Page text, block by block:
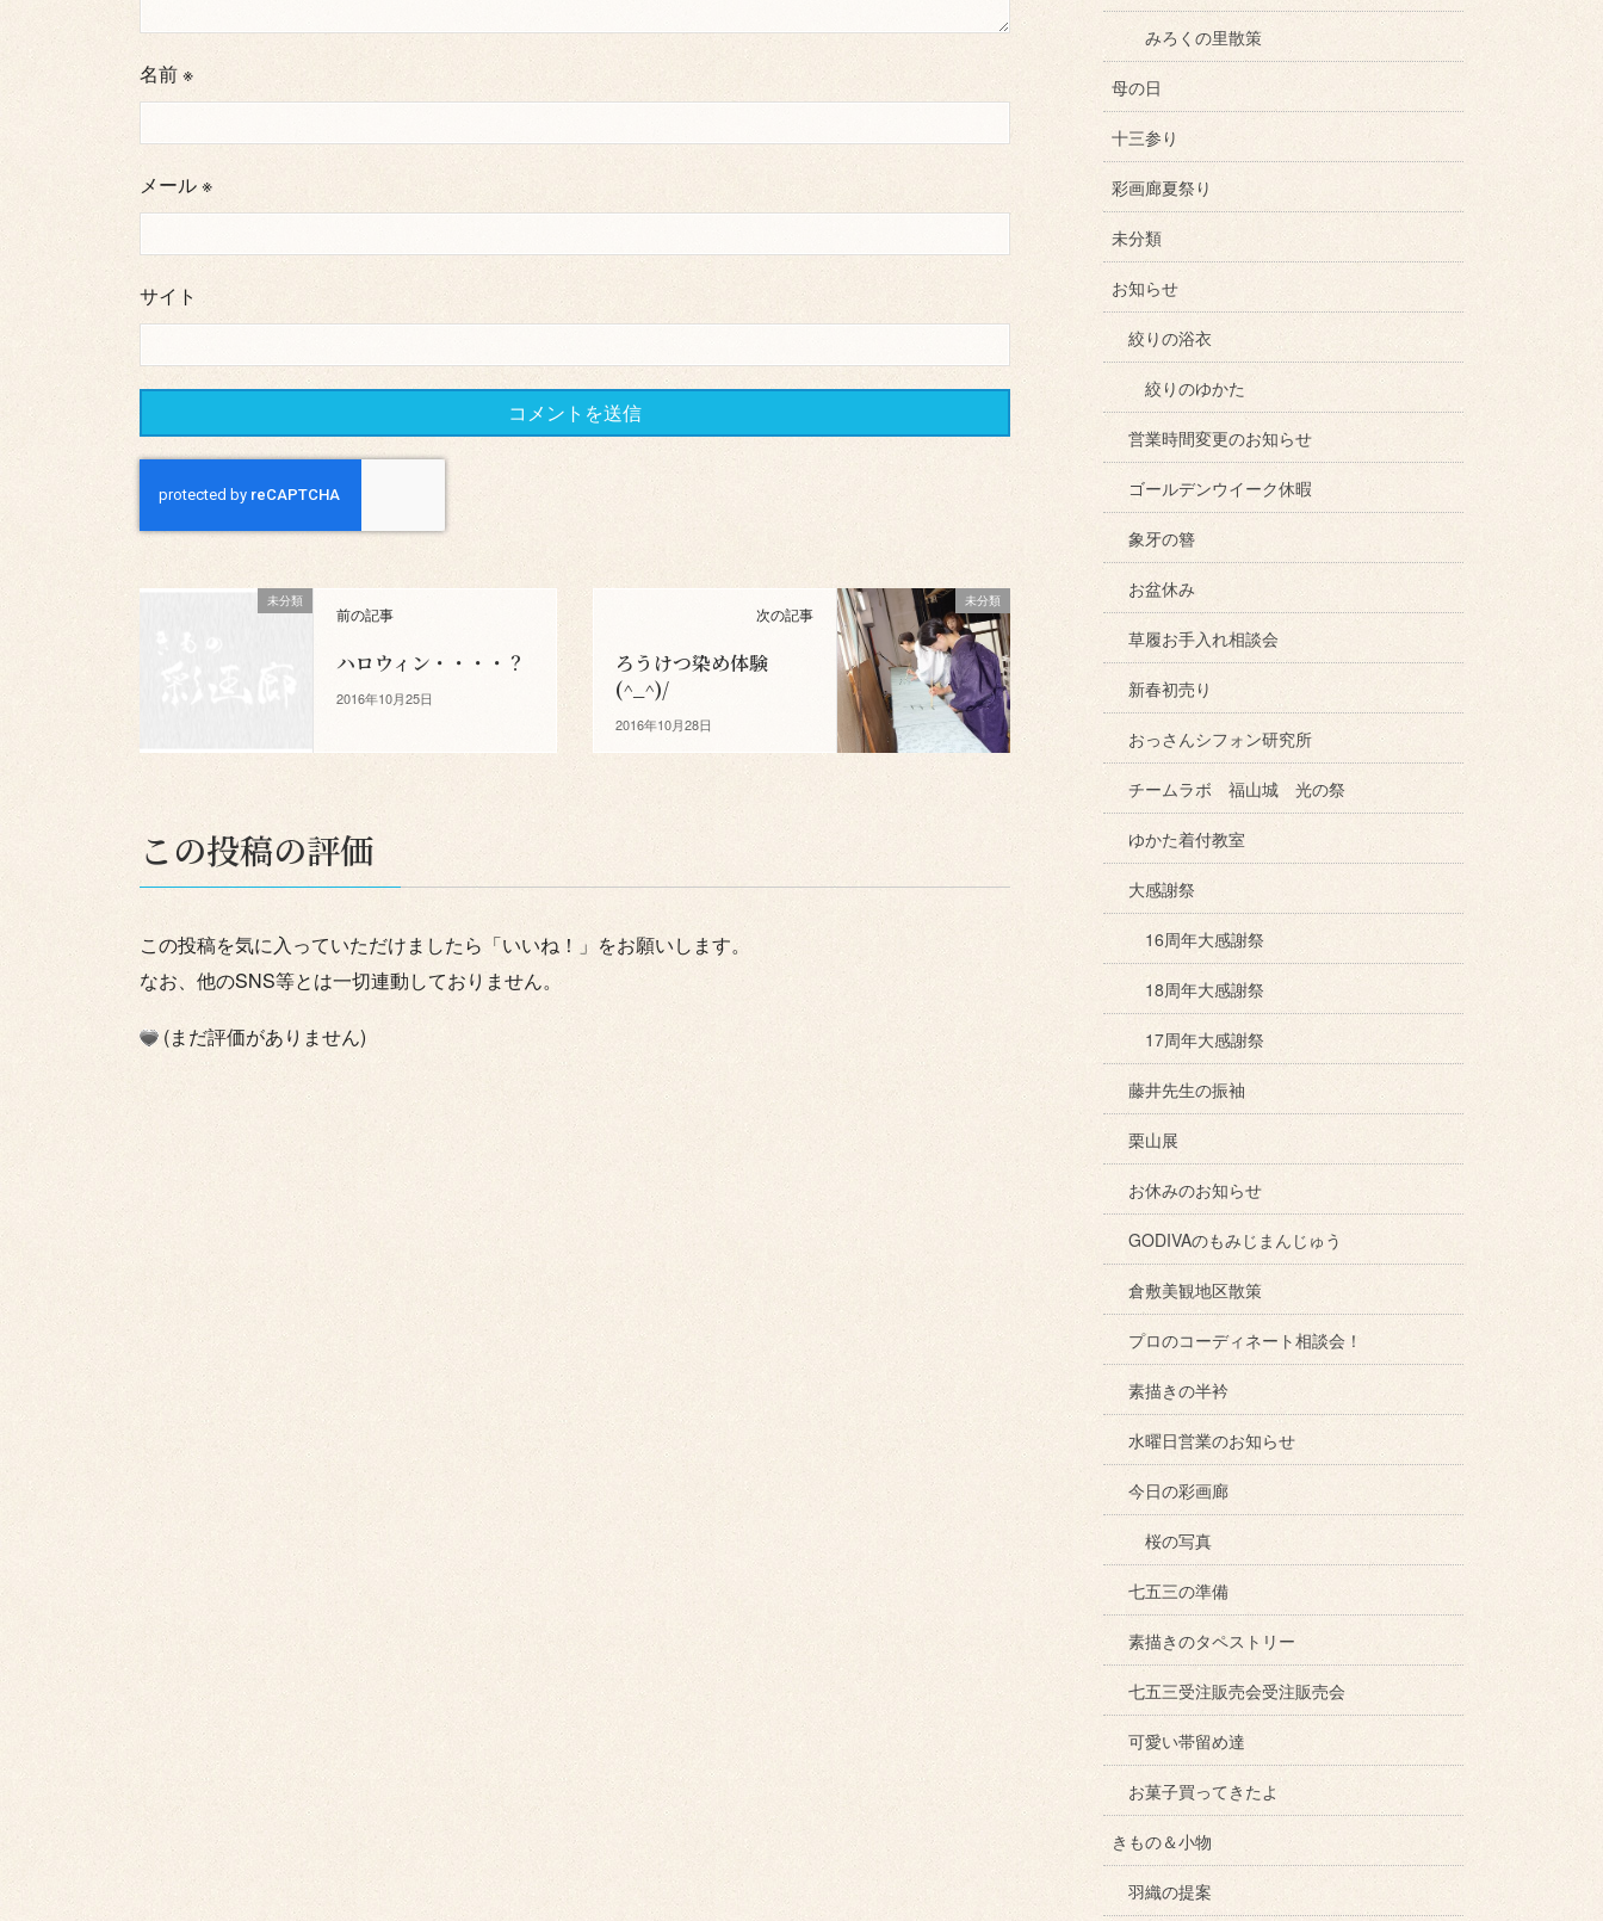
名前※
メール※
サイト
未分類
前の記事
ハロウィン・・・・？
2016年10月25日
未分類
次の記事
ろうけつ染め体験
(^_^)/
2016年10月28日
この投稿の評価
この投稿を気に入っていただけましたら「いいね！」をお願いします。
なお、他のSNS等とは一切連動しておりません。
(まだ評価がありません)
みろくの里散策
母の日
十三参り
彩画廊夏祭り
未分類
お知らせ
絞りの浴衣
絞りのゆかた
営業時間変更のお知らせ
ゴールデンウイーク休暇
象牙の簪
お盆休み
草履お手入れ相談会
新春初売り
おっさんシフォン研究所
チームラボ 福山城 光の祭
ゆかた着付教室
大感謝祭
16周年大感謝祭
18周年大感謝祭
17周年大感謝祭
藤井先生の振袖
栗山展
お休みのお知らせ
GODIVAのもみじまんじゅう
倉敷美観地区散策
プロのコーディネート相談会！
素描きの半衿
水曜日営業のお知らせ
今日の彩画廊
桜の写真
七五三の準備
素描きのタペストリー
七五三受注販売会受注販売会
可愛い帯留め達
お菓子買ってきたよ
きもの＆小物
羽織の提案